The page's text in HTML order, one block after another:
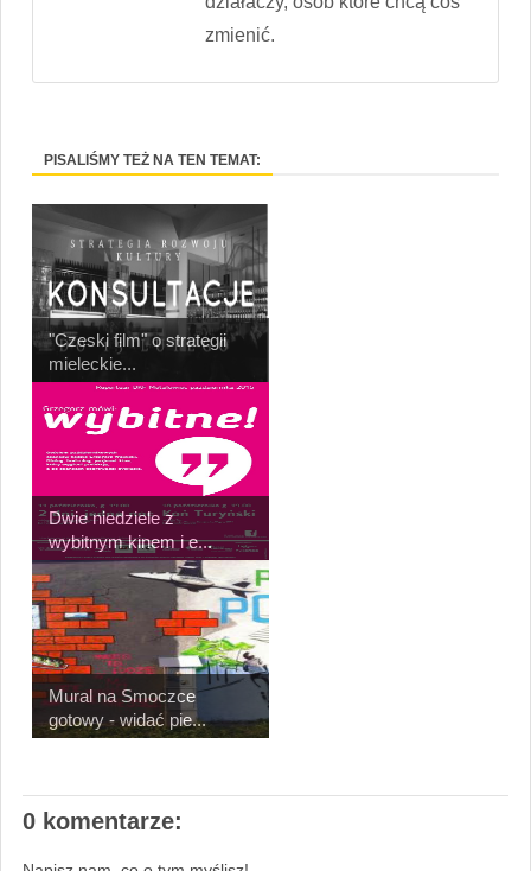
zmienić.
PISALIŚMY TEŻ NA TEN TEMAT:
"Czeski film" o strategii
mieleckie...
Dwie niedziele z
wybitnym kinem i e...
Mural na Smoczce
gotowy - widać pie...
0 komentarze: